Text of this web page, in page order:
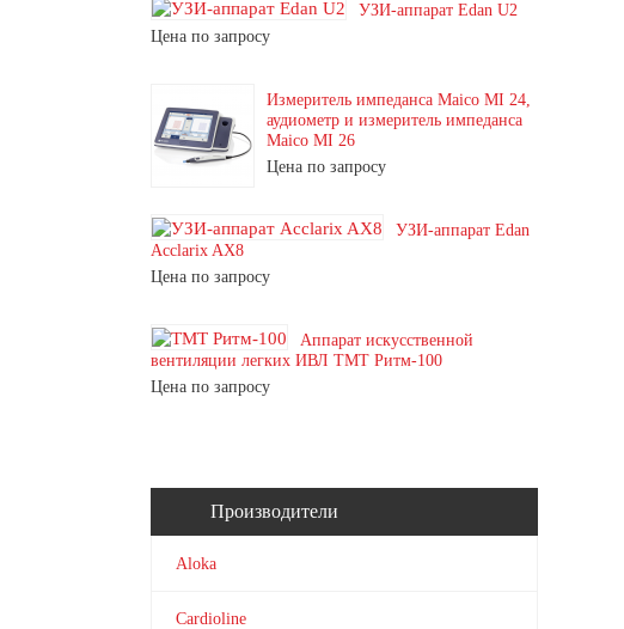
УЗИ-аппарат Edan U2
Цена по запросу
Измеритель импеданса Maico MI 24,
аудиометр и измеритель импеданса
Maico MI 26
Цена по запросу
УЗИ-аппарат Edan
Acclarix AX8
Цена по запросу
Аппарат искусственной
вентиляции легких ИВЛ ТМТ Ритм-100
Цена по запросу
Производители
Aloka
Cardioline